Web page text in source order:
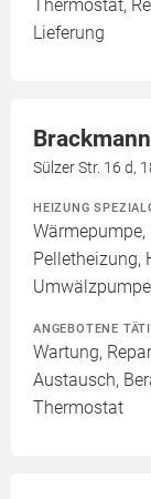
Thermostat,
Lieferung
Sülzer Str. 16 d,
HEIZUNG
Wärmepumpe,
Pelletheizung,
Umwälzpumpe
ANGEBOTENE
Wartung,
Austausch,
Thermostat